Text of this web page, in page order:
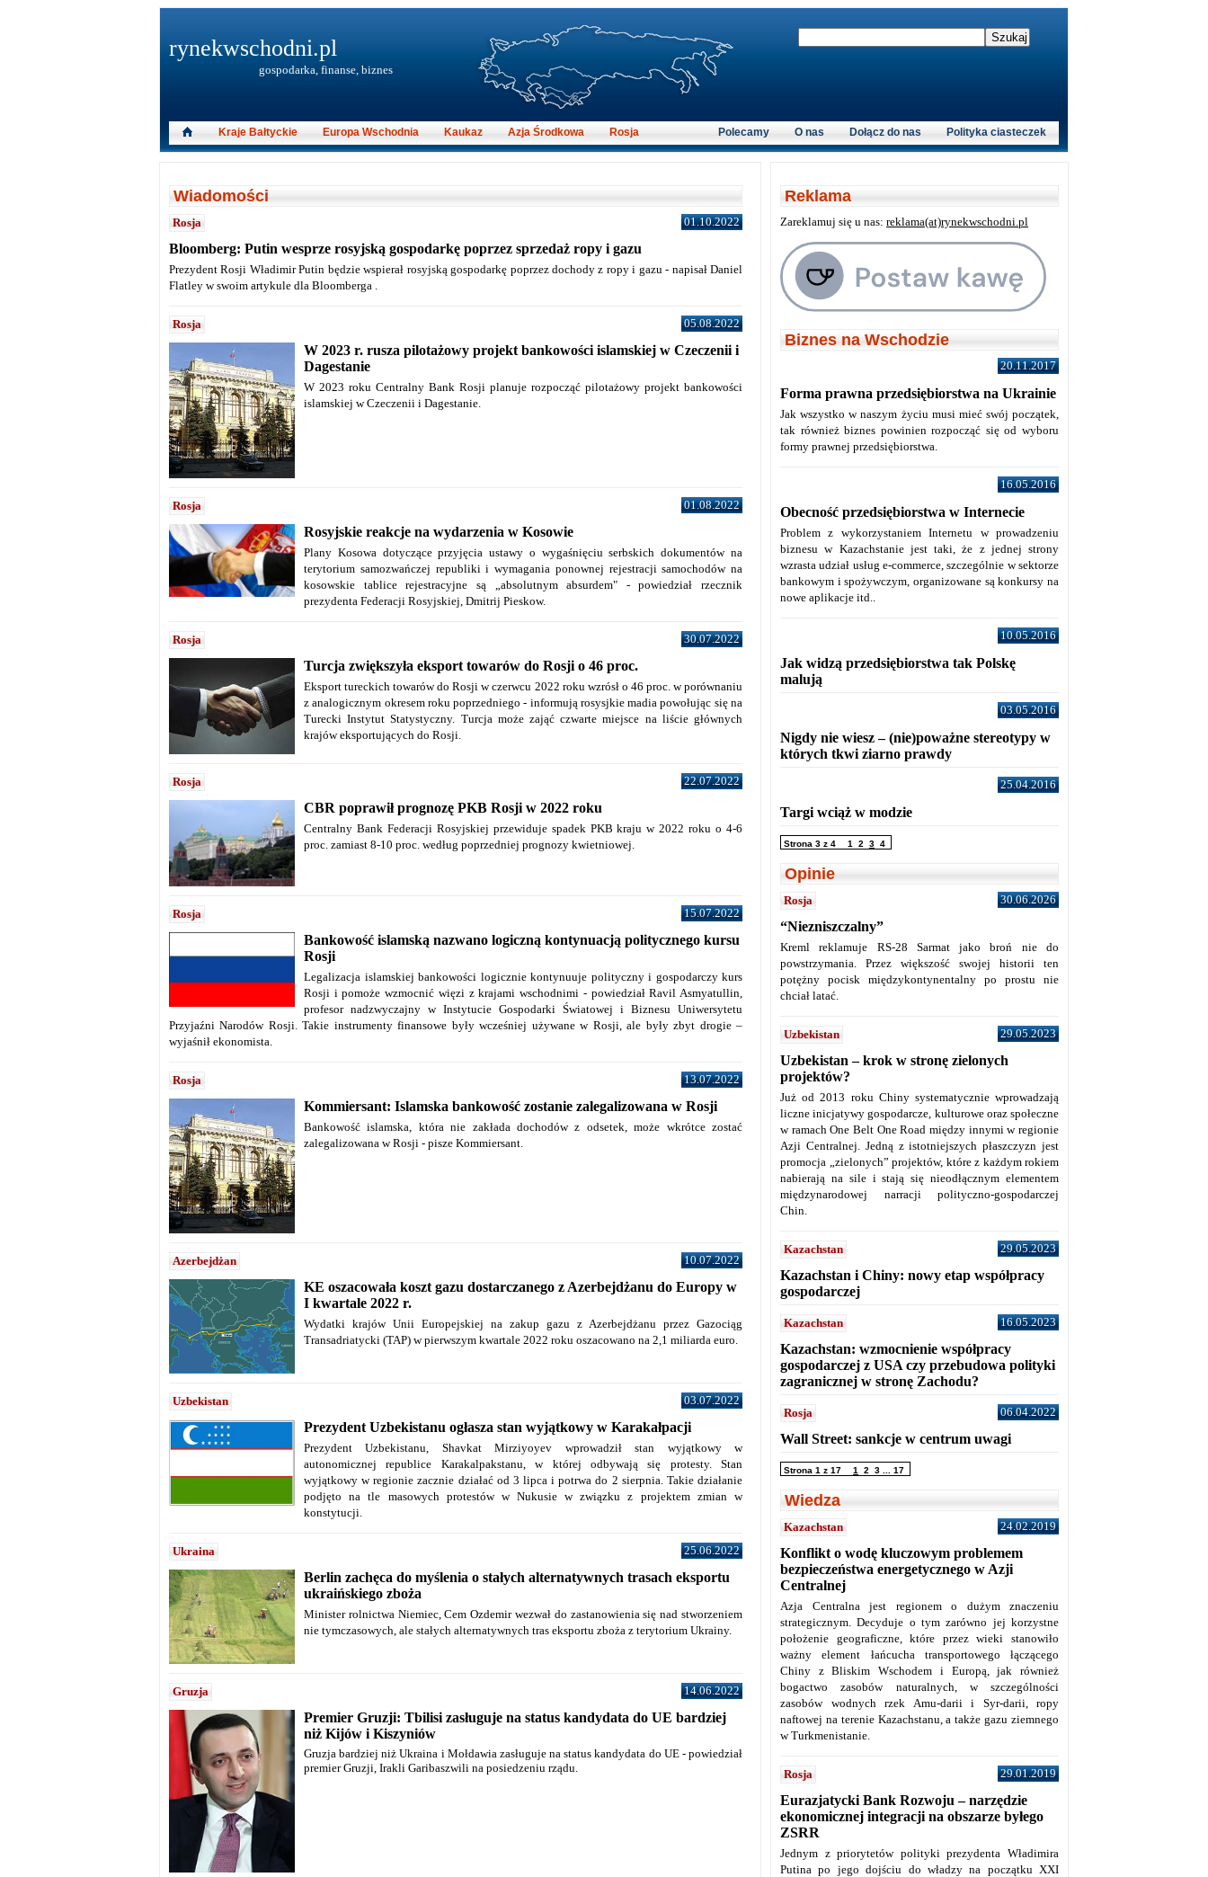
Wiadomości
Rosja 01.10.2022
Bloomberg: Putin wesprze rosyjską gospodarkę poprzez sprzedaż ropy i gazu
Prezydent Rosji Władimir Putin będzie wspierał rosyjską gospodarkę poprzez dochody z ropy i gazu - napisał Daniel
Flatley w swoim artykule dla Bloomberga .
Rosja 05.08.2022
W 2023 r. rusza pilotażowy projekt bankowości islamskiej w Czeczenii i
Dagestanie
W 2023 roku Centralny Bank Rosji planuje rozpocząć pilotażowy projekt bankowości
islamskiej w Czeczenii i Dagestanie.
Rosja 01.08.2022
Rosyjskie reakcje na wydarzenia w Kosowie
Plany Kosowa dotyczące przyjęcia ustawy o wygaśnięciu serbskich dokumentów na
terytorium samozwańczej republiki i wymagania ponownej rejestracji samochodów na
kosowskie tablice rejestracyjne są „absolutnym absurdem" - powiedział rzecznik
prezydenta Federacji Rosyjskiej, Dmitrij Pieskow.
Rosja 30.07.2022
Turcja zwiększyła eksport towarów do Rosji o 46 proc.
Eksport tureckich towarów do Rosji w czerwcu 2022 roku wzrósł o 46 proc. w porównaniu
z analogicznym okresem roku poprzedniego - informują rosysjkie madia powołując się na
Turecki Instytut Statystyczny. Turcja może zająć czwarte miejsce na liście głównych
krajów eksportujących do Rosji.
Rosja 22.07.2022
CBR poprawił prognozę PKB Rosji w 2022 roku
Centralny Bank Federacji Rosyjskiej przewiduje spadek PKB kraju w 2022 roku o 4-6
proc. zamiast 8-10 proc. według poprzedniej prognozy kwietniowej.
Rosja 15.07.2022
Bankowość islamską nazwano logiczną kontynuacją politycznego kursu
Rosji
Legalizacja islamskiej bankowości logicznie kontynuuje polityczny i gospodarczy kurs
Rosji i pomoże wzmocnić więzi z krajami wschodnimi - powiedział Ravil Asmyatullin,
profesor nadzwyczajny w Instytucie Gospodarki Światowej i Biznesu Uniwersytetu
Przyjaźni Narodów Rosji. Takie instrumenty finansowe były wcześniej używane w Rosji, ale były zbyt drogie –
wyjaśnił ekonomista.
Rosja 13.07.2022
Kommiersant: Islamska bankowość zostanie zalegalizowana w Rosji
Bankowość islamska, która nie zakłada dochodów z odsetek, może wkrótce zostać
zalegalizowana w Rosji - pisze Kommiersant.
Azerbejdżan 10.07.2022
KE oszacowała koszt gazu dostarczanego z Azerbejdżanu do Europy w
I kwartale 2022 r.
Wydatki krajów Unii Europejskiej na zakup gazu z Azerbejdżanu przez Gazociąg
Transadriatycki (TAP) w pierwszym kwartale 2022 roku oszacowano na 2,1 miliarda euro.
Uzbekistan 03.07.2022
Prezydent Uzbekistanu ogłasza stan wyjątkowy w Karakałpacji
Prezydent Uzbekistanu, Shavkat Mirziyoyev wprowadził stan wyjątkowy w
autonomicznej republice Karakalpakstanu, w której odbywają się protesty. Stan
wyjątkowy w regionie zacznie działać od 3 lipca i potrwa do 2 sierpnia. Takie działanie
podjęto na tle masowych protestów w Nukusie w związku z projektem zmian w
konstytucji.
Ukraina 25.06.2022
Berlin zachęca do myślenia o stałych alternatywnych trasach eksportu
ukraińskiego zboża
Minister rolnictwa Niemiec, Cem Ozdemir wezwał do zastanowienia się nad stworzeniem
nie tymczasowych, ale stałych alternatywnych tras eksportu zboża z terytorium Ukrainy.
Gruzja 14.06.2022
Premier Gruzji: Tbilisi zasługuje na status kandydata do UE bardziej
niż Kijów i Kiszyniów
Gruzja bardziej niż Ukraina i Mołdawia zasługuje na status kandydata do UE - powiedział
premier Gruzji, Irakli Garibaszwili na posiedzeniu rządu.
rynekwschodni.pl
gospodarka, finanse, biznes
Kraje Bałtyckie Europa Wschodnia Kaukaz Azja Środkowa Rosja Polityka ciasteczek
Dołącz do nas
O nas
Polecamy
Reklama
Zareklamuj się u nas: reklama(at)rynekwschodni.pl
Biznes na Wschodzie
20.11.2017
Forma prawna przedsiębiorstwa na Ukrainie
Jak wszystko w naszym życiu musi mieć swój początek,
tak również biznes powinien rozpocząć się od wyboru
formy prawnej przedsiębiorstwa.
16.05.2016
Obecność przedsiębiorstwa w Internecie
Problem z wykorzystaniem Internetu w prowadzeniu
biznesu w Kazachstanie jest taki, że z jednej strony
wzrasta udział usług e-commerce, szczególnie w sektorze
bankowym i spożywczym, organizowane są konkursy na
nowe aplikacje itd..
10.05.2016
Jak widzą przedsiębiorstwa tak Polskę
malują
03.05.2016
Nigdy nie wiesz – (nie)poważne stereotypy w
których tkwi ziarno prawdy
25.04.2016
Targi wciąż w modzie
Strona 3 z 4 1 2 3 4
Opinie
Rosja 30.06.2026
“Niezniszczalny”
Kreml reklamuje RS-28 Sarmat jako broń nie do
powstrzymania. Przez większość swojej historii ten
potężny pocisk międzykontynentalny po prostu nie
chciał latać.
Uzbekistan 29.05.2023
Uzbekistan – krok w stronę zielonych
projektów?
Już od 2013 roku Chiny systematycznie wprowadzają
liczne inicjatywy gospodarcze, kulturowe oraz społeczne
w ramach One Belt One Road między innymi w regionie
Azji Centralnej. Jedną z istotniejszych płaszczyzn jest
promocja „zielonych” projektów, które z każdym rokiem
nabierają na sile i stają się nieodłącznym elementem
międzynarodowej narracji polityczno-gospodarczej
Chin.
Kazachstan 29.05.2023
Kazachstan i Chiny: nowy etap współpracy
gospodarczej
Kazachstan 16.05.2023
Kazachstan: wzmocnienie współpracy
gospodarczej z USA czy przebudowa polityki
zagranicznej w stronę Zachodu?
Rosja 06.04.2022
Wall Street: sankcje w centrum uwagi
Strona 1 z 17 1 2 3 17
Wiedza
Kazachstan 24.02.2019
Konflikt o wodę kluczowym problemem
bezpieczeństwa energetycznego w Azji
Centralnej
Azja Centralna jest regionem o dużym znaczeniu
strategicznym. Decyduje o tym zarówno jej korzystne
położenie geograficzne, które przez wieki stanowiło
ważny element łańcucha transportowego łączącego
Chiny z Bliskim Wschodem i Europą, jak również
bogactwo zasobów naturalnych, w szczególności
zasobów wodnych rzek Amu-darii i Syr-darii, ropy
naftowej na terenie Kazachstanu, a także gazu ziemnego
w Turkmenistanie.
Rosja 29.01.2019
Eurazjatycki Bank Rozwoju – narzędzie
ekonomicznej integracji na obszarze byłego
ZSRR
Jednym z priorytetów polityki prezydenta Władimira
Putina po jego dojściu do władzy na początku XXI